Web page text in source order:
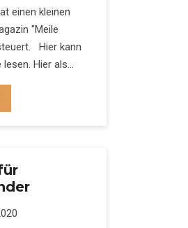
einen kleinen
"Meile
Hier kann
Hier als…